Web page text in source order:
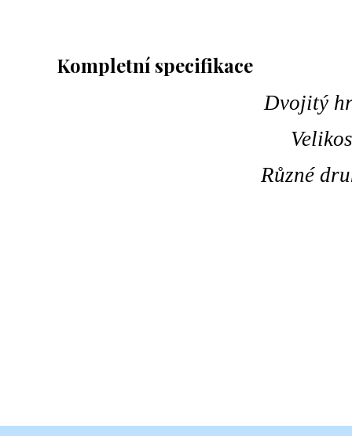
Kompletní specifikace
Dvojitý
Různé